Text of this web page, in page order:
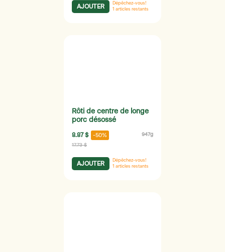
AJOUTER
Dépêchez-vous!
1 articles restants
Rôti de centre de longe
porc désossé
8.87 $ -50% 947g
17.73 $
AJOUTER
Dépêchez-vous!
1 articles restants